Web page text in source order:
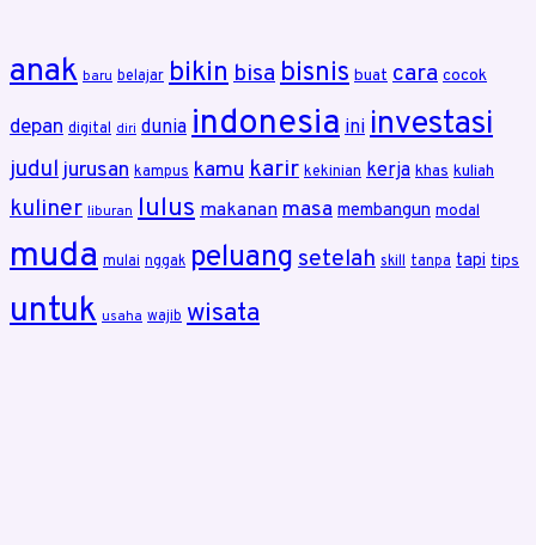
anak baru belajar bikin bisa bisnis buat cara cocok
depan digital diri dunia indonesia ini investasi
judul jurusan kampus kamu karir kekinian kerja khas kuliah
kuliner liburan lulus makanan masa membangun modal
muda mulai nggak peluang setelah skill tanpa tapi tips
untuk usaha wajib wisata